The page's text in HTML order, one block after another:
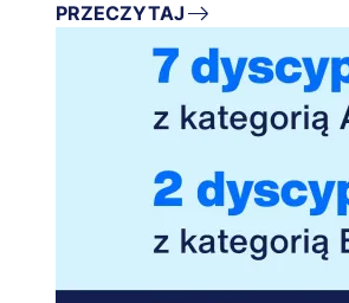
PRZECZYTAJ